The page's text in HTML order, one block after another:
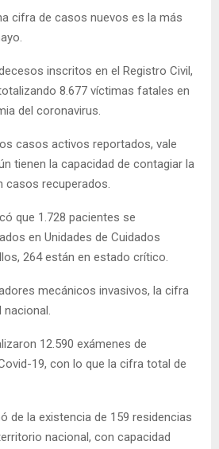
cifra de casos nuevos es la más
inscritos en el Registro Civil,
8.677 víctimas fatales en
del coronavirus.
casos activos reportados, vale
tienen la capacidad de contagiar la
casos recuperados.
que 1.728 pacientes se
en Unidades de Cuidados
264 están en estado crítico.
mecánicos invasivos, la cifra
nacional.
12.590 exámenes de
19, con lo que la cifra total de
de la existencia de 159 residencias
nacional, con capacidad